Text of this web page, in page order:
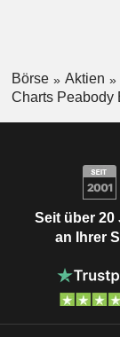
Börse Aktien
Charts Peabody
Seit über 20
an Ihrer